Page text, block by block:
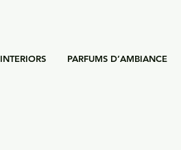
INTERIORS PARFUMS D’AMBIANCE